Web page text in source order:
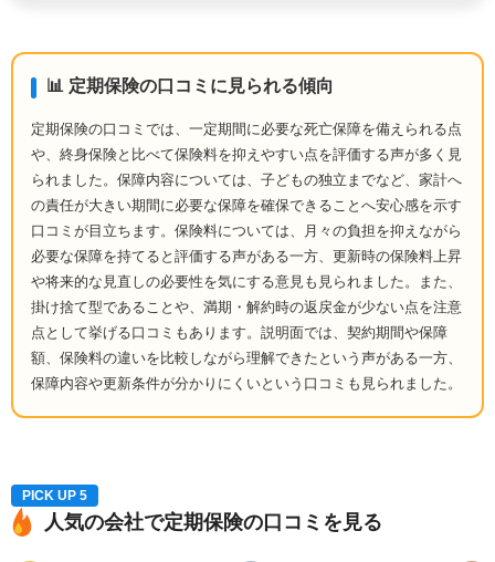
📊 定期保険の口コミに見られる傾向
定期保険の口コミでは、一定期間に必要な死亡保障を備えられる点
や、終身保険と比べて保険料を抑えやすい点を評価する声が多く見
られました。保障内容については、子どもの独立までなど、家計へ
の責任が大きい期間に必要な保障を確保できることへ安心感を示す
口コミが目立ちます。保険料については、月々の負担を抑えながら
必要な保障を持てると評価する声がある一方、更新時の保険料上昇
や将来的な見直しの必要性を気にする意見も見られました。また、
掛け捨て型であることや、満期・解約時の返戻金が少ない点を注意
点として挙げる口コミもあります。説明面では、契約期間や保障
額、保険料の違いを比較しながら理解できたという声がある一方、
保障内容や更新条件が分かりにくいという口コミも見られました。
人気の会社で定期保険の口コミを見る
PICK UP 5